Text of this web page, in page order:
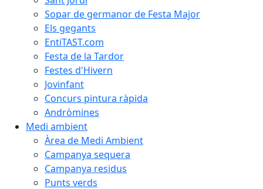
Sopar de germanor de Festa Major
Els gegants
EntiTAST.com
Festa de la Tardor
Festes d'Hivern
Jovinfant
Concurs pintura ràpida
Andròmines
Medi ambient
Àrea de Medi Ambient
Campanya sequera
Campanya residus
Punts verds